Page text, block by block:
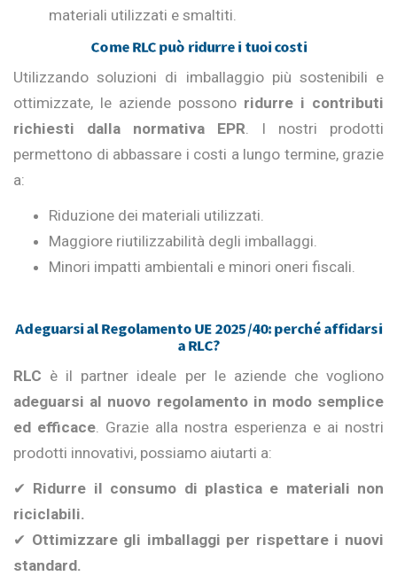
materiali utilizzati e smaltiti.
Come RLC può ridurre i tuoi costi
Utilizzando soluzioni di imballaggio più sostenibili e
ottimizzate, le aziende possono ridurre i contributi
richiesti dalla normativa EPR. I nostri prodotti
permettono di abbassare i costi a lungo termine, grazie
a:
Riduzione dei materiali utilizzati.
Maggiore riutilizzabilità degli imballaggi.
Minori impatti ambientali e minori oneri fiscali.
Adeguarsi al Regolamento UE 2025/40: perché affidarsi
a RLC?
RLC è il partner ideale per le aziende che vogliono
adeguarsi al nuovo regolamento in modo semplice
ed efficace. Grazie alla nostra esperienza e ai nostri
prodotti innovativi, possiamo aiutarti a:
✔ Ridurre il consumo di plastica e materiali non
riciclabili.
✔ Ottimizzare gli imballaggi per rispettare i nuovi
standard.